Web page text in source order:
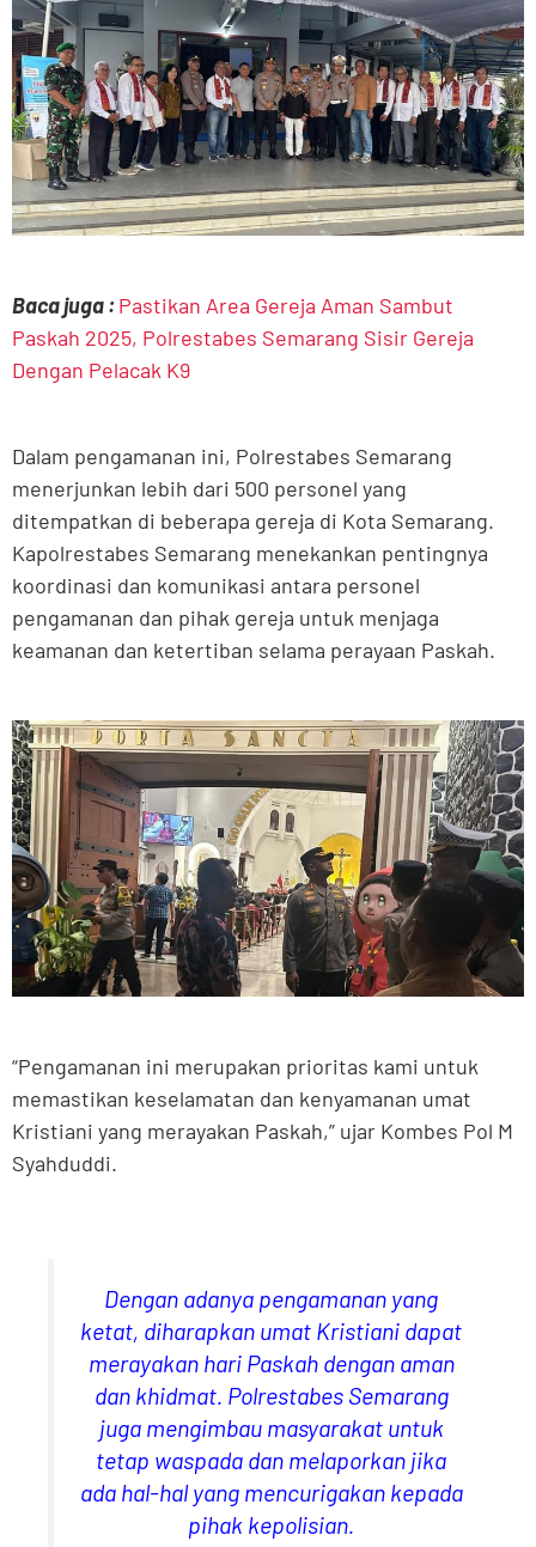
Baca juga : Pastikan Area Gereja Aman Sambut
Paskah 2025, Polrestabes Semarang Sisir Gereja
Dengan Pelacak K9
Dalam pengamanan ini, Polrestabes Semarang
menerjunkan lebih dari 500 personel yang
ditempatkan di beberapa gereja di Kota Semarang.
Kapolrestabes Semarang menekankan pentingnya
koordinasi dan komunikasi antara personel
pengamanan dan pihak gereja untuk menjaga
keamanan dan ketertiban selama perayaan Paskah.
“Pengamanan ini merupakan prioritas kami untuk
memastikan keselamatan dan kenyamanan umat
Kristiani yang merayakan Paskah,” ujar Kombes Pol M
Syahduddi.
Dengan adanya pengamanan yang
ketat, diharapkan umat Kristiani dapat
merayakan hari Paskah dengan aman
dan khidmat. Polrestabes Semarang
juga mengimbau masyarakat untuk
tetap waspada dan melaporkan jika
ada hal-hal yang mencurigakan kepada
pihak kepolisian.